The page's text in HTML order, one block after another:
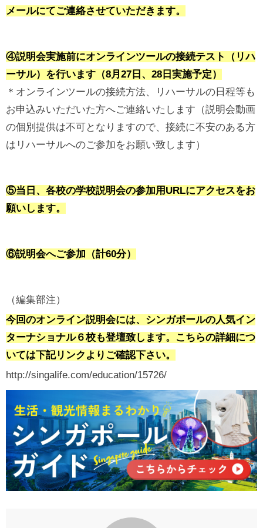
メールにてご連絡させていただきます。
④説明会実施前にオンラインツールの接続テスト（リハ
ーサル）を行います（8月27日、28日実施予定）
＊オンラインツールの接続方法、リハーサルの日程等も
お申込みいただいた方へご連絡いたします（説明会動画
の個別提供は不可となりますので、接続に不安のある方
はリハーサルへのご参加をお願い致します）
⑤当日、各校の学校説明会の参加用URLにアクセスをお
願いします。
⑥説明会へご参加 （計60分）
（編集部注）
今回のオンライン説明会には、シンガポールの人気イン
ターナショナル６校も登壇致します。こちらの詳細につ
いては下記リンクよりご確認下さい。
http://singalife.com/education/15726/